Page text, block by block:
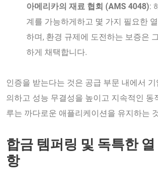
아메리카의 재료 협회 (AMS 4048):
계를 가능하게하고 몇 가지 필요한
하며, 환경 규제에 도전하는 보증은
하게 채택합니다.
인증을 받는다는 것은 공급 부문 내에서
의하고 성능 무결성을 높이고 지속적인 동
루는 까다로운 애플리케이션을 유지하는
합금 템퍼링 및 독특한
항